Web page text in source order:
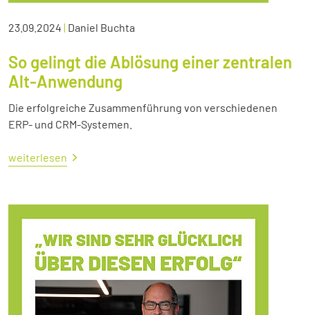
23.09.2024 | Daniel Buchta
So gelingt die Ablösung einer zentralen
Alt-Anwendung
Die erfolgreiche Zusammenführung von verschiedenen
ERP- und CRM-Systemen.
weiterlesen